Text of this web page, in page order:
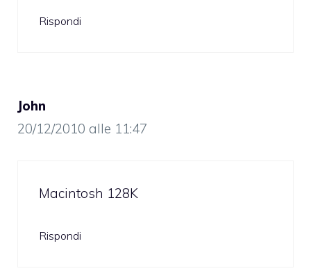
Rispondi
John
20/12/2010 alle 11:47
Macintosh 128K
Rispondi